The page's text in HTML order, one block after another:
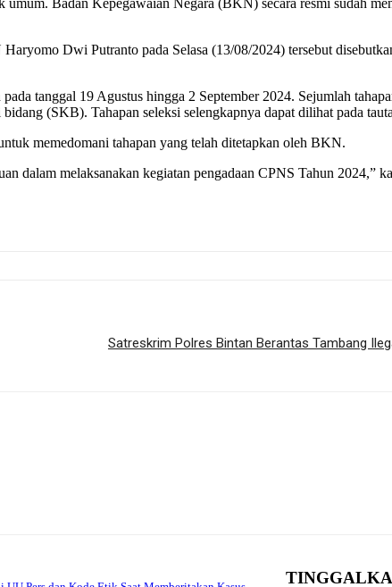
Badan Kepegawaian Negara (BKN) secara resmi sudah
Dwi Putranto pada Selasa (13/08/2024) tersebut
tanggal 19 Agustus hingga 2 September 2024. Sejumlah
(SKB). Tahapan seleksi selengkapnya dapat dilihat pada
memedomani tahapan yang telah ditetapkan oleh BKN.
dalam melaksanakan kegiatan pengadaan CPNS Tahun
Satreskrim Polres Bintan Berantas Tambang